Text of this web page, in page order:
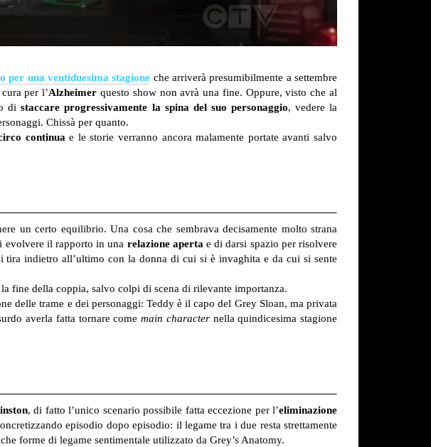
per una ventiduesima stagione che arriverà presumibilmente a settembre
per l’Alzheimer questo show non avrà una fine. Oppure, visto che al
distaccare progressivamente la spina del suo personaggio, vedere la
Chissà per quanto.
continuae le storie verranno ancora malamente portate avanti salvo
un certo equilibrio. Una cosa che sembrava decisamente molto strana
evolvere il rapporto in una relazione apertae di darsi spazio per risolvere
indietro all’ultimo con la donna di cui si è invaghita e da cui si sente
fine della coppia, salvo colpi di scena di rilevante importanza.
delle trame e dei personaggi: Teddy è il capo del Grey Sloan, ma privata
averla fatta tornare comemain characternella quindicesima stagione
, di fatto l’unico scenario possibile fatta eccezione per l’eliminazione
episodio dopo episodio: il legame tra i due resta strettamente
forme di legame sentimentale utilizzato da Grey’s Anatomy.